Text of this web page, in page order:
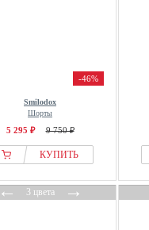
-46%
Smilodox
Шорты
5 295 ₽ 9 750 ₽
КУПИТЬ
3 цвета→